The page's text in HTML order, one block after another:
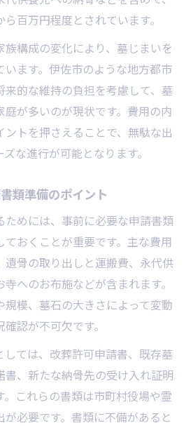
百万円程度とされています。
構成の変化により、墓じまいを
います。伊佐市のような地方都市
来的な維持の負担を考慮して、墓
庭が多いのが現状です。費用の内
トを押さえることで、無駄な出
な進行が可能となります。
類準備のポイント
ためには、事前に必要な申請書類
おくことが重要です。主な費用
遺骨の取り出しと運搬費、永代供
へのお布施などが含まれます。
規模、墓石の大きさによって変動
認が不可欠です。
しては、改葬許可申請書、既存墓
書、新たな納骨先の受け入れ証明
これらの書類は市町村役場や霊
必要です。書類に不備があると